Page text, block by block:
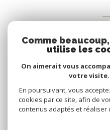
Espace
Se
Comme
utilise les
On aimerait vous
votre visite.
En poursuivant, vous
cookies par ce site, afin de
contenus adaptés et réaliser